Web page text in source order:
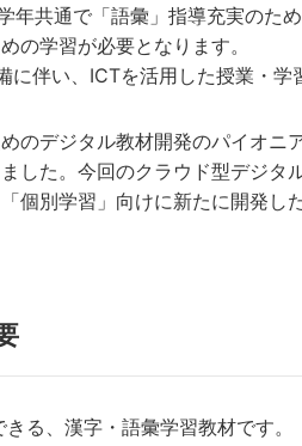
年共通で「語彙」指導充実のた
の学習が必要となります。
伴い、ICTを活用した授業・学
のデジタル教材開発のパイオニ
した。今回のクラウド型デジタ
別学習」向けに新たに開発し
、漢字・語彙学習教材です。